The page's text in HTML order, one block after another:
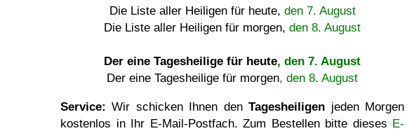
Die Liste aller Heiligen für heute, den 7. August
Die Liste aller Heiligen für morgen, den 8. August
Der eine Tagesheilige für heute, den 7. August
Der eine Tagesheilige für morgen, den 8. August
Service: Wir schicken Ihnen denTagesheiligen jeden Morgen
kostenlos in Ihr E-Mail-Postfach. Zum Bestellen bitte dieses E-